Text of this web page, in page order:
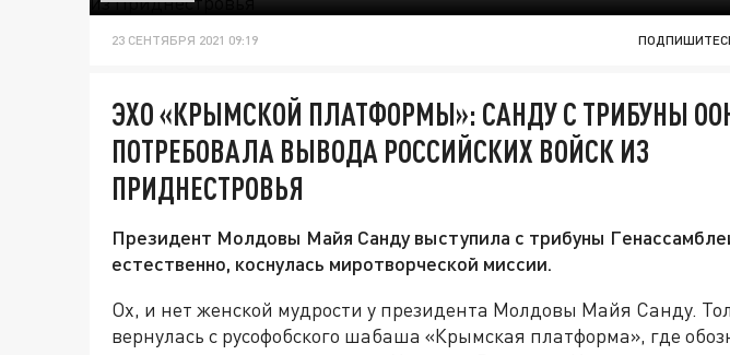
23 СЕНТЯБРЯ 2021 09:19
ЭХО «КРЫМСКОЙ ПЛАТФОРМЫ»: САНДУ С ТРИБУНЫ
ПОТРЕБОВАЛА ВЫВОДА РОССИЙСКИХ ВОЙСК ИЗ
ПРИДНЕСТРОВЬЯ
Президент Молдовы Майя Санду выступила с трибуны
естественно, коснулась миротворческой миссии.
Ох, и нет женской мудрости у президента Молдовы Майя Санду.
вернулась с русофобского шабаша «Крымская платформа», где